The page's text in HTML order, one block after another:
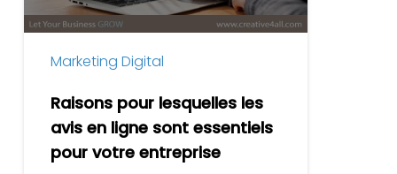
ligne
essentiels
votre
entreprise
Marketing Digital
Raisons pour lesquelles les
avis en ligne sont essentiels
pour votre entreprise